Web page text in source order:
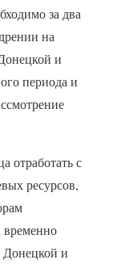
за два
на
и
периода и
отработать с
ресурсов,
временно
и